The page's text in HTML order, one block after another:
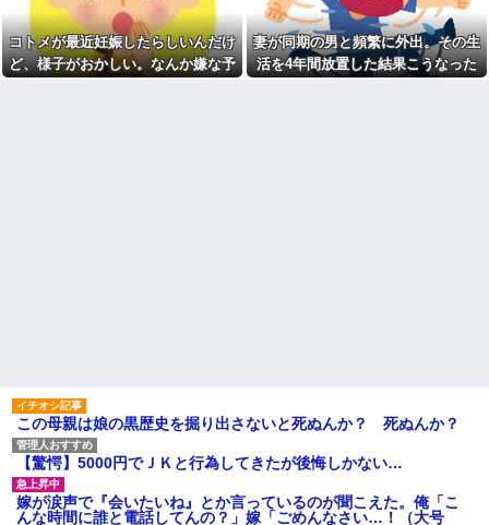
会社に突然「嫁に手を出した
だろ」と怒りの電話が入った。
全く心当たりのない俺だった
が、事態は思わぬ展開に…
【衝撃】ジャンポケ斉藤の妻
w w w w w
1/2義弟娘「ママのアソコには
黒い絵があるんだよ！洗っても
落ちないんだよ！」あー…だか
らいつも肌を隠してるのね。こ
んな田舎で刺青バレたら面倒...
ハードオフに売っていた4万
姪「結婚しても子供は産まな
い」私「どうして？」→理由を
聞いてみると、思わず少子化の
現実を考えさせられて…
【唖然】浮気バレた旦那が嫁
して「あそぼー」と家に上がり
田舎では普通のことだったので
ママ友に怒鳴られ仰天
私が考えた娘の名前を「画数
が多い、バランスが悪い」と酷
コトメが最近妊娠したらしいんだけ
ど、様子がおかしい。なんか嫌な予
妻が同期の男と頻繁に外出。その生
活を4年間放置した結果こうなった
この母親は娘の黒歴史を掘り出さないと死ぬんか？ 死ぬんか？
【驚愕】5000円でＪＫと行為してきたが後悔しかない…
嫁が涙声で『会いたいね』とか言っているのが聞こえた。俺「こ
んな時間に誰と電話してんの？」嫁「ごめんなさい…！（大号